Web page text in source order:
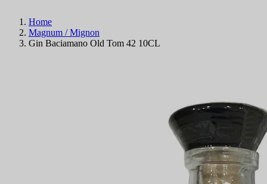
Home
Magnum / Mignon
Gin Baciamano Old Tom 42 10CL